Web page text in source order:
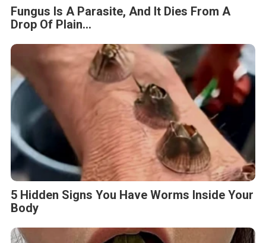
Fungus Is A Parasite, And It Dies From A
Drop Of Plain...
5 Hidden Signs You Have Worms Inside Your
Body